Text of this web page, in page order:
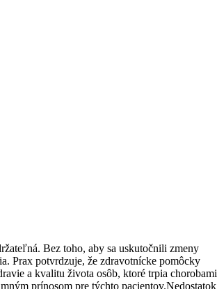
Bez toho, aby sa uskutočnili zmeny
Prax potvrdzuje, že zdravotnícke pomôcky
a kvalitu života osôb, ktoré trpia chorobami
prínosom pre týchto pacientov.Nedostatok